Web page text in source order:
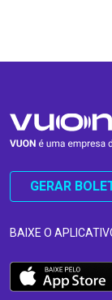
GERAR
BAIXE O